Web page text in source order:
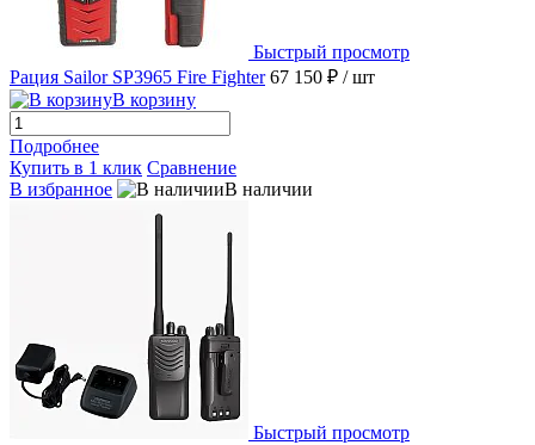
Быстрый просмотр
Рация Sailor SP3965 Fire Fighter 67 150 ₽ / шт
В корзину
Подробнее
Купить в 1 клик Сравнение
В избранное
В наличии
Быстрый просмотр